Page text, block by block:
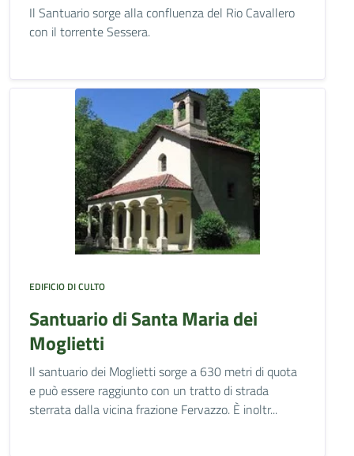
Il Santuario sorge alla confluenza del Rio Cavallero
con il torrente Sessera.
EDIFICIO DI CULTO
Santuario di Santa Maria dei
Moglietti
Il santuario dei Moglietti sorge a 630 metri di quota
e può essere raggiunto con un tratto di strada
sterrata dalla vicina frazione Fervazzo. È inoltr...